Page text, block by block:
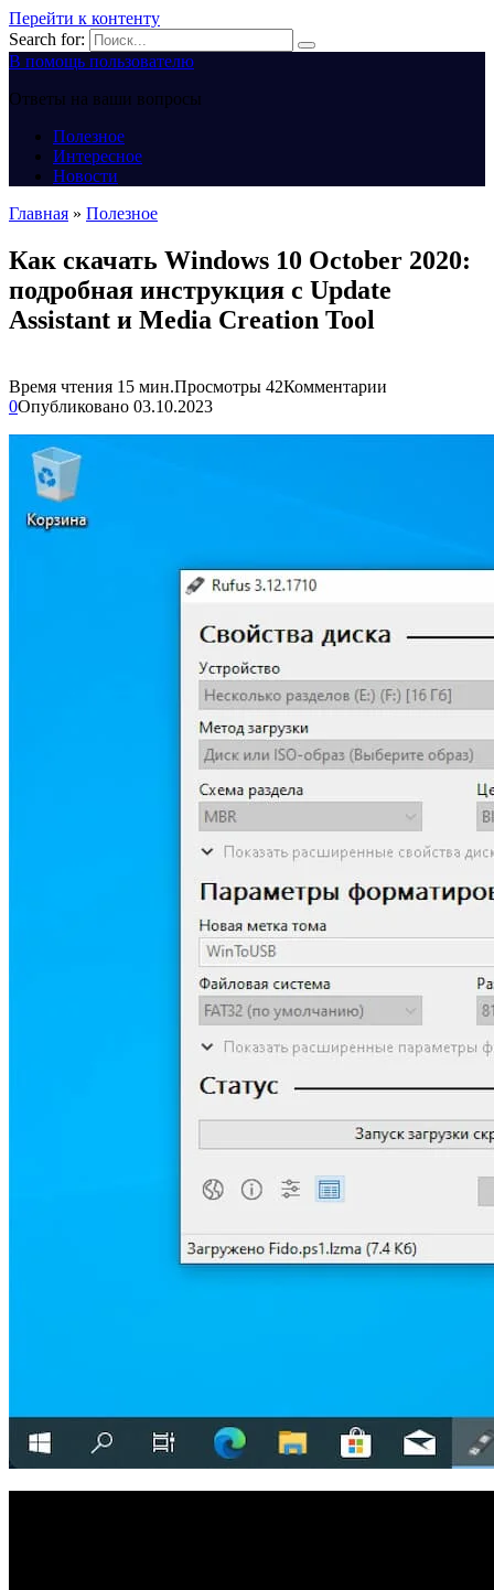
Перейти к контенту
Search for:
В помощь пользователю
Ответы на ваши вопросы
Полезное
Интересное
Новости
Главная » Полезное
Как скачать Windows 10 October 2020:
подробная инструкция с Update
Assistant и Media Creation Tool
Время чтения 15 мин.Просмотры 42Комментарии
0Опубликовано 03.10.2023